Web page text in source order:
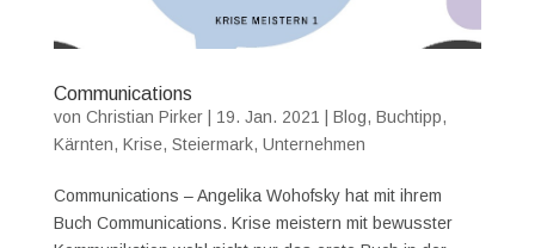
Communications
von Christian Pirker| 19. Jan. 2021 Blog, Buchtipp,
Kärnten, Krise, Steiermark, Unternehmen
Communications – Angelika Wohofsky hat mit ihrem
Buch Communications. Krise meistern mit bewusster